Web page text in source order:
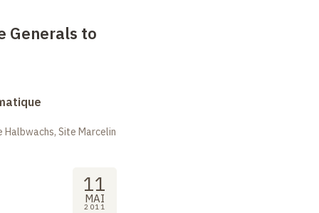
Generals to
Site Marcelin
11
MAI
2011